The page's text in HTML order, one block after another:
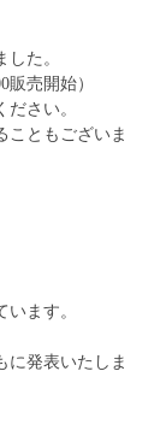
た。
売開始）
さい。
こともございま
ます。
に発表いたしま